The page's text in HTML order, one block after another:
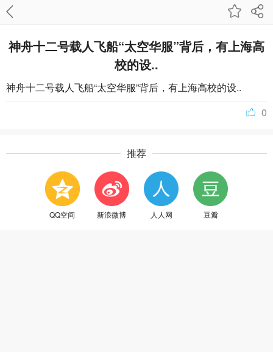
神舟十二号载人飞船“太空华服”背后，有上海高
校的设..
神舟十二号载人飞船“太空华服”背后，有上海高校的设..
0
推荐
QQ空间 新浪微博 人人网 豆瓣